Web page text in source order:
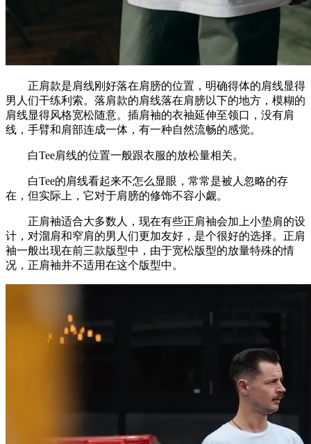
正肩款是肩线刚好落在肩膀的位置，明确得体的肩线显得
男人们干练利索。落肩款的肩线落在肩膀以下的地方，模糊的
肩线显得风格宽松随意。插肩袖的衣袖延伸至领口，没有肩
线，手臂和肩部连成一体，有一种自然流畅的感觉。
白Tee肩线的位置一般跟衣服的放松量相关。
白Tee的肩线看起来不怎么显眼，常常是被人忽略的存
在，但实际上，它对于肩膀的修饰不容小觑。
正肩袖适合大多数人，现在有些正肩袖会加上小垫肩的设
计，对溜肩和窄肩的男人们更加友好，是个很好的选择。正肩
袖一般出现在前三款版型中，由于宽松版型的放量特殊的情
况，正肩袖并不适用在这个版型中。